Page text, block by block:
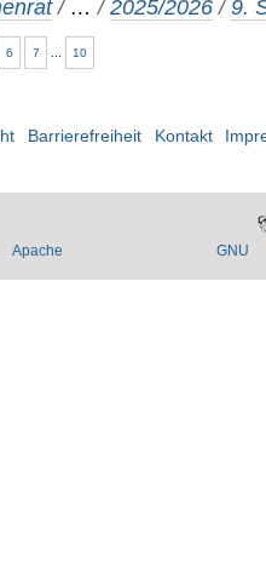
/ …/2025/2026 /9.
6 7 10
Barrierefreiheit Kontakt
Apache GNU